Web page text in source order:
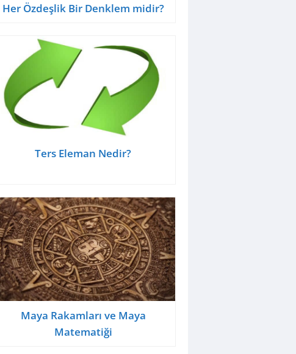
Her Özdeşlik Bir Denklem midir?
Ters Eleman Nedir?
Maya Rakamları ve Maya
Matematiği